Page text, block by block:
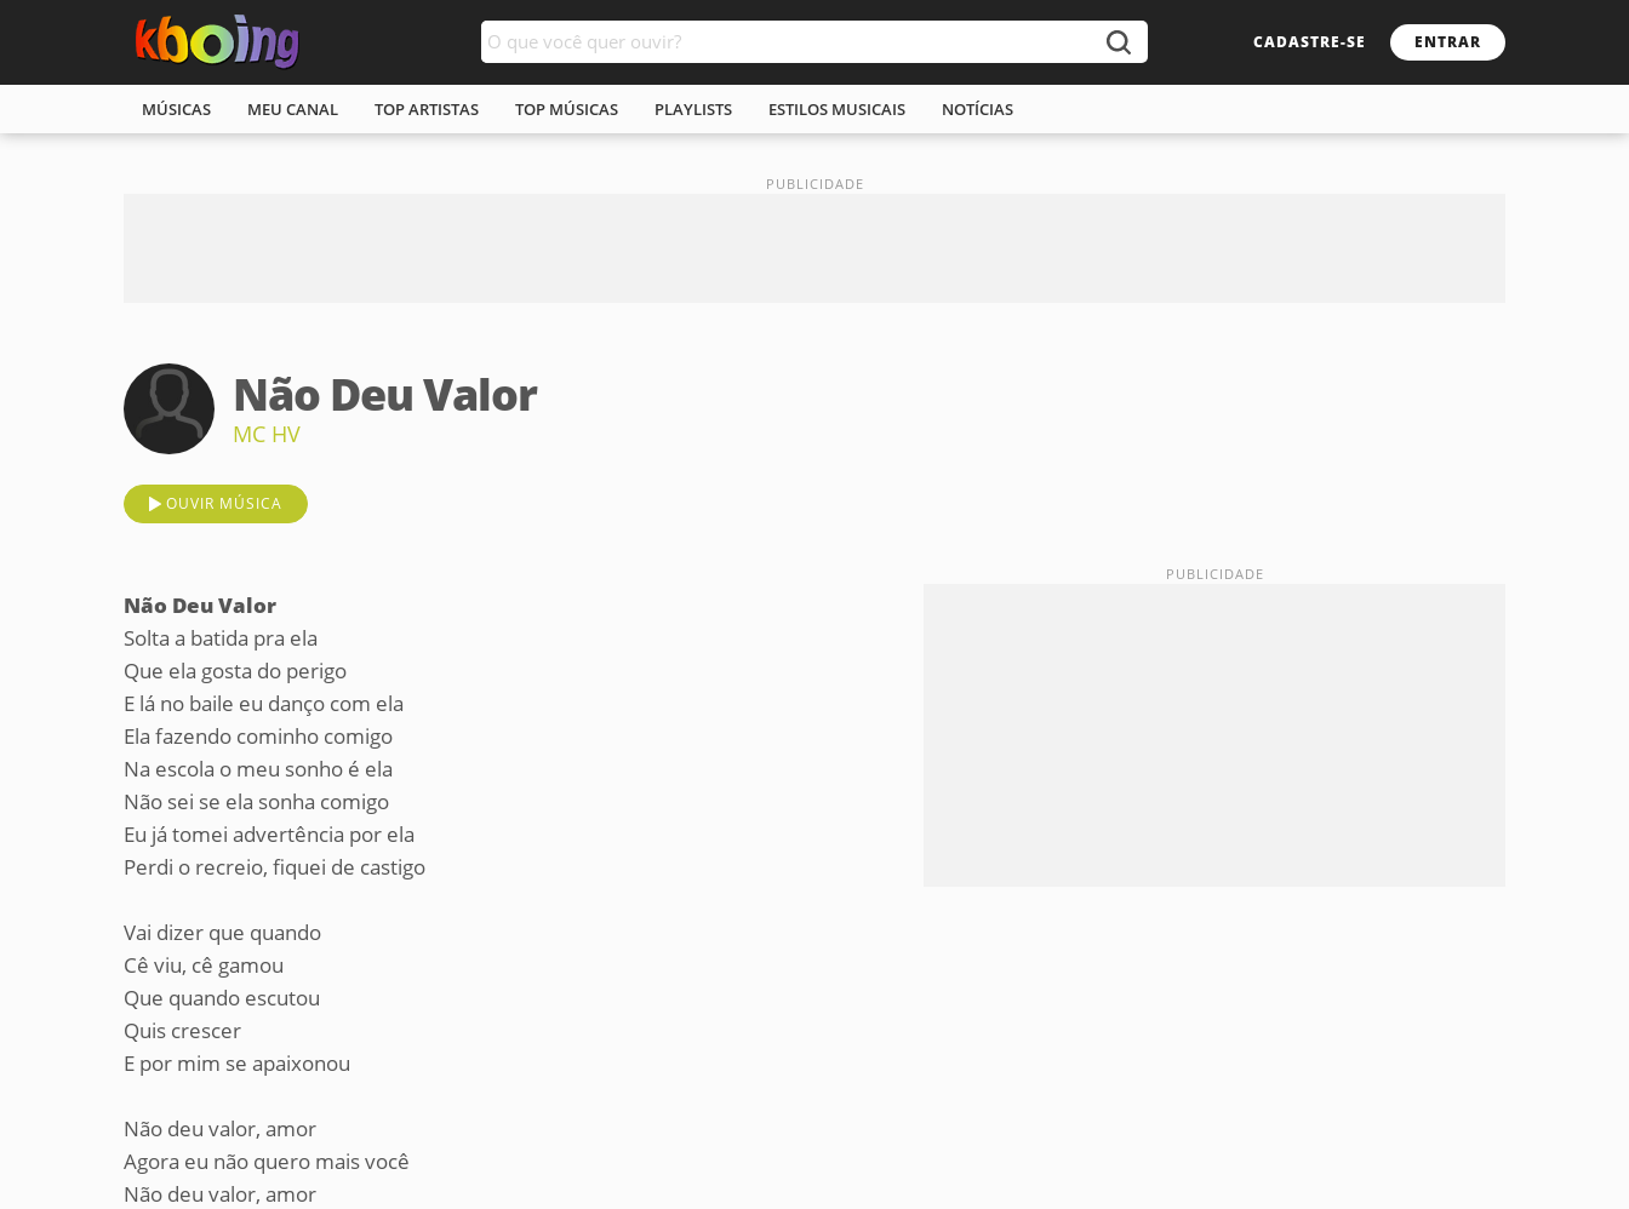
CADASTRE-SE ENTRAR
MÚSICAS MEU CANAL TOP ARTISTAS TOP MÚSICAS PLAYLISTS ESTILOS MUSICAIS NOTÍCIAS
Não Deu Valor
MC HV
OUVIR MÚSICA
Não Deu Valor
Solta a batida pra ela
Que ela gosta do perigo
E lá no baile eu danço com ela
Ela fazendo cominho comigo
Na escola o meu sonho é ela
Não sei se ela sonha comigo
Eu já tomei advertência por ela
Perdi o recreio, fiquei de castigo
Vai dizer que quando
Cê viu, cê gamou
Que quando escutou
Quis crescer
E por mim se apaixonou
Não deu valor, amor
Agora eu não quero mais você
Não deu valor, amor